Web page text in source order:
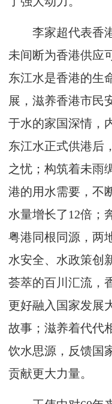
李家超代表香港
未间断为香港供应
东江水是香港的生
展，滋养香港市民
于水的家国深情，
东江水正式供港后
之忧；构筑着未雨
港的用水需要，不
水量增长了12倍；
粤港同根同源，两
水安全、水政策创
荟萃的百川汇流，
更好融入国家发展
故事；滋养着代代
饮水思源，反馈国
贡献更大力量。